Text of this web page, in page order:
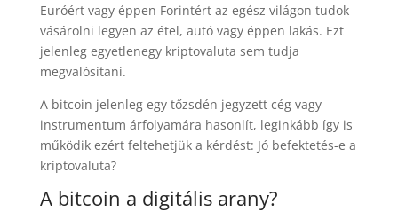
Euróért vagy éppen Forintért az egész világon tudok
vásárolni legyen az étel, autó vagy éppen lakás. Ezt
jelenleg egyetlenegy kriptovaluta sem tudja
megvalósítani.
A bitcoin jelenleg egy tőzsdén jegyzett cég vagy
instrumentum árfolyamára hasonlít, leginkább így is
működik ezért feltehetjük a kérdést: Jó befektetés-e a
kriptovaluta?
A bitcoin a digitális arany?